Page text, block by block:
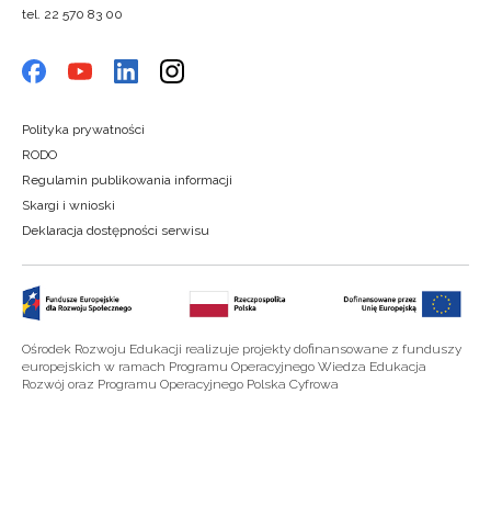
tel. 22 570 83 00
Polityka prywatności
RODO
Regulamin publikowania informacji
Skargi i wnioski
Deklaracja dostępności serwisu
Ośrodek Rozwoju Edukacji realizuje projekty dofinansowane z funduszy
europejskich w ramach Programu Operacyjnego Wiedza Edukacja
Rozwój oraz Programu Operacyjnego Polska Cyfrowa